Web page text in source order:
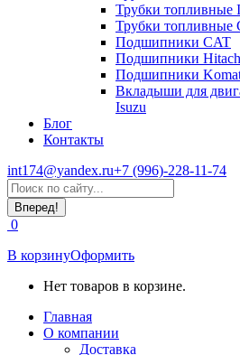
Трубки топливные
Трубки топливные
Подшипники CAT
Подшипники
Подшипники
Вкладыши для
Isuzu
Блог
Контакты
int174@yandex.ru+7 (996)-228-11-74
Страница
WhatsApp
открывается
в
новом
окне
Поиск:
0
В корзинуОформить
Нет товаров в корзине.
Главная
О компании
Доставка